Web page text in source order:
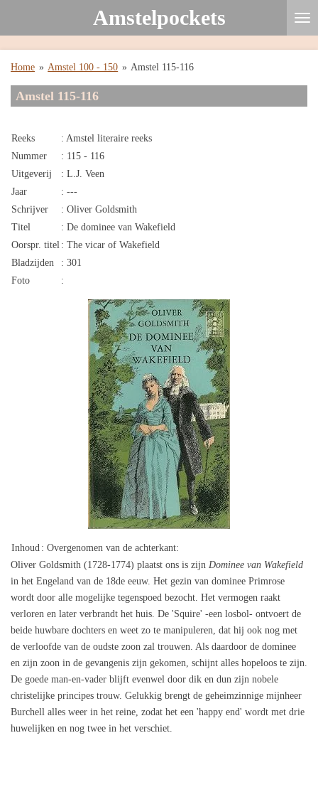
de
Amstelpockets
Home » Amstel 100 - 150 » Amstel 115-116
Amstel 115-116
Reeks
: Amstel literaire reeks
Nummer
: 115 - 116
Uitgeverij
: L.J. Veen
Jaar
: ---
Schrijver
: Oliver Goldsmith
Titel
: De dominee van Wakefield
Oorspr. titel : The vicar of Wakefield
Bladzijden
: 301
Foto
:
Inhoud : Overgenomen van de achterkant:
Oliver Goldsmith (1728-1774) plaatst ons is zijn Dominee van Wakefield
in het Engeland van de 18de eeuw. Het gezin van dominee Primrose
wordt door alle mogelijke tegenspoed bezocht. Het vermogen raakt
verloren en later verbrandt het huis. De 'Squire' -een losbol- ontvoert de
beide huwbare dochters en weet zo te manipuleren, dat hij ook nog met
de verloofde van de oudste zoon zal trouwen. Als daardoor de dominee
en zijn zoon in de gevangenis zijn gekomen, schijnt alles hopeloos te zijn.
De goede man-en-vader blijft evenwel door dik en dun zijn nobele
christelijke principes trouw. Gelukkig brengt de geheimzinnige mijnheer
Burchell alles weer in het reine, zodat het een 'happy end' wordt met drie
huwelijken en nog twee in het verschiet.